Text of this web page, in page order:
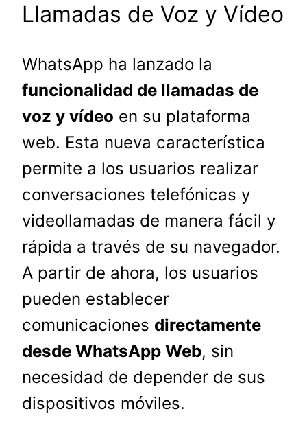
Llamadas de Voz y Vídeo
WhatsApp ha lanzado la
funcionalidad de llamadas de
voz y vídeo en su plataforma
web. Esta nueva característica
permite a los usuarios realizar
conversaciones telefónicas y
videollamadas de manera fácil y
rápida a través de su navegador.
A partir de ahora, los usuarios
pueden establecer
comunicaciones directamente
desde WhatsApp Web, sin
necesidad de depender de sus
dispositivos móviles.